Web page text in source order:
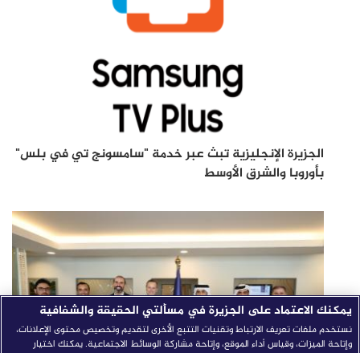
الجزيرة الإنجليزية تبث عبر خدمة "سامسونج تي في بلس"
بأوروبا والشرق الأوسط
يمكنك الاعتماد على الجزيرة في مسألتي الحقيقة والشفافية
نستخدم ملفات تعريف الارتباط وتقنيات التتبع الأخرى لتقديم وتخصيص محتوى الإعلانات،
وإتاحة الميزات، وقياس أداء الموقع، وإتاحة مشاركة الوسائط الاجتماعية. يمكنك اختيار